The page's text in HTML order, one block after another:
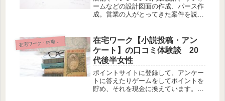
ームなどの設計図面の作成、パース作
成。営業の人がとってきた案件を説明
成しています。また図面は建築が出来
上がるまでの図面一式を作成します。
在宅ワーク・内職・リモート
在宅ワーク【小説投稿・アン
ケート】の口コミ体験談 20
代後半女性
ポイントサイトに登録して、アンケー
トに答えたりゲームをしてポイントを
貯め、それを現金に換えています。ま